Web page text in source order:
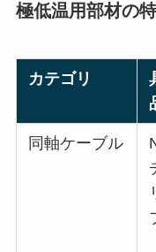
極低温用部材の
カテゴリ
同軸ケーブル